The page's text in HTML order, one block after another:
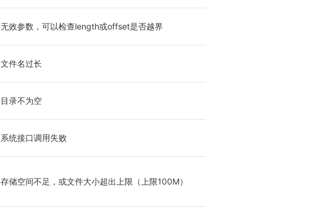
无效参数，可以检查length或offset是否越界
文件名过长
目录不为空
系统接口调用失败
存储空间不足，或文件大小超出上限（上限100M）